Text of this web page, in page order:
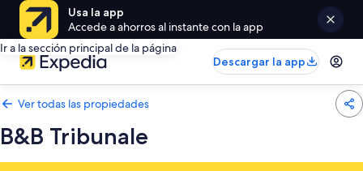
Usa la app
Accede a ahorros al instante con la app
Ir a la sección principal de la página
Descargar la app
Ver todas las propiedades
B&B Tribunale